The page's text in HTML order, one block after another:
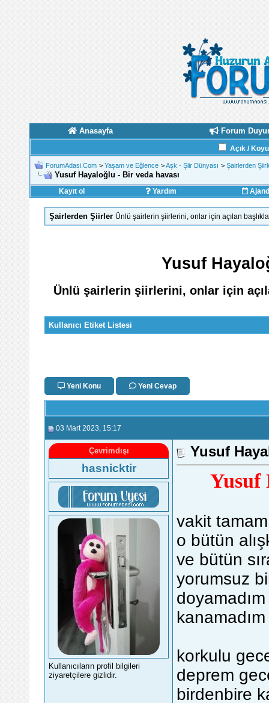
Anasayfa Forum
Açık /
ForumAdasi.Com > Yaşam ve Eğlence >Aşk - Şiir Dünyası > Şairlerden
Yusuf Hayaloğlu - Bir veda havası
Kayıt ol Yardım
Şairlerden Şiirler Ünlü şairlerin şiirlerini, onlar için açılan
Yusuf
Ünlü şairlerin şiirlerini, onlar için
Kullanıcı Etiket Listesi
Yeni Konu Yeni Cevap
03 Mart 2023 , 15:17
Çevrimdışı
hasnicktir
Kullanıcıların profil bilgileri
ziyaretçilere gizlidir.
Yusuf
Yusuf
vakit
o bütün
ve bütün
yorumsuz
korkulu
deprem
birdenbire